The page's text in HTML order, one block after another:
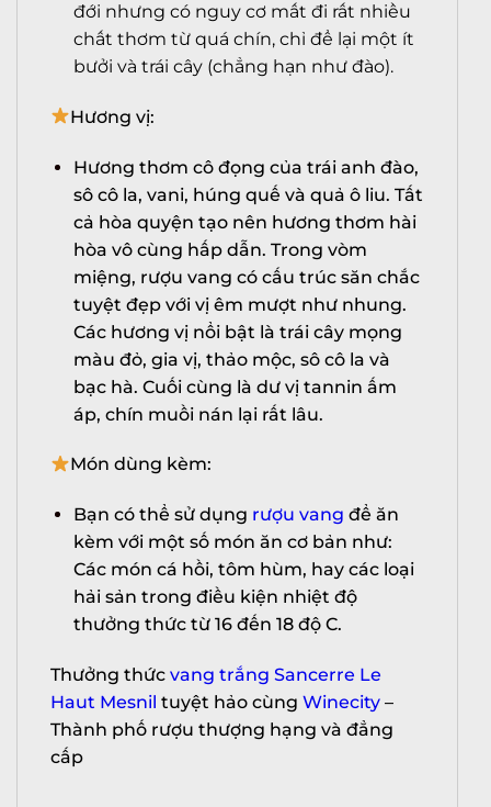
đới nhưng có nguy cơ mất đi rất nhiều
chất thơm từ quá chín, chỉ để lại một ít
bưởi và trái cây (chẳng hạn như đào).
Hương vị:
Hương thơm cô đọng của trái anh đào,
sô cô la, vani, húng quế và quả ô liu. Tất
cả hòa quyện tạo nên hương thơm hài
hòa vô cùng hấp dẫn. Trong vòm
miệng, rượu vang có cấu trúc săn chắc
tuyệt đẹp với vị êm mượt như nhung.
Các hương vị nổi bật là trái cây mọng
màu đỏ, gia vị, thảo mộc, sô cô la và
bạc hà. Cuối cùng là dư vị tannin ấm
áp, chín muồi nán lại rất lâu.
Món dùng kèm:
Bạn có thể sử dụng rượu vang để ăn
kèm với một số món ăn cơ bản như:
Các món cá hồi, tôm hùm, hay các loại
hải sản trong điều kiện nhiệt độ
thưởng thức từ 16 đến 18 độ C.
Thưởng thức vang trắng Sancerre Le
Haut Mesnil tuyệt hảo cùng Winecity –
Thành phố rượu thượng hạng và đẳng
cấp